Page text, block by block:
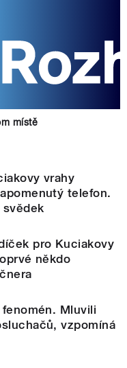
místě
vrahy
telefon.
svědek
pro Kuciakovy
někdo
Mluvili
vzpomíná